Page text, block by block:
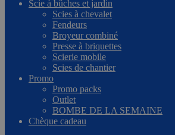
Scie à bûches et jardin
Scies à chevalet
Fendeurs
Broyeur combiné
Presse à briquettes
Scierie mobile
Scies de chantier
Promo
Promo packs
Outlet
BOMBE DE LA SEMAINE
Chèque cadeau